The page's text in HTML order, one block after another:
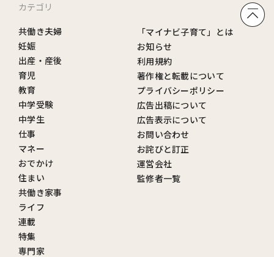
カテゴリ
共働き夫婦
妊娠
出産・産後
育児
教育
中学受験
中学生
仕事
マネー
おでかけ
住まい
共働き家事
ライフ
連載
特集
専門家
「マイナビ子育て」とは
お知らせ
利用規約
著作権と転載について
プライバシーポリシー
広告出稿について
広告表示について
お問い合わせ
お詫びと訂正
運営会社
監修者一覧